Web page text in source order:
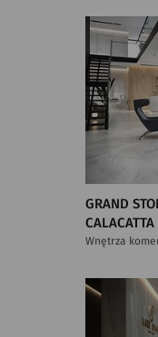
GRAND
Wnętrza